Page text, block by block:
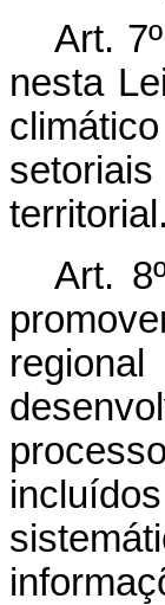
Art.
nesta
territorial.
Art.